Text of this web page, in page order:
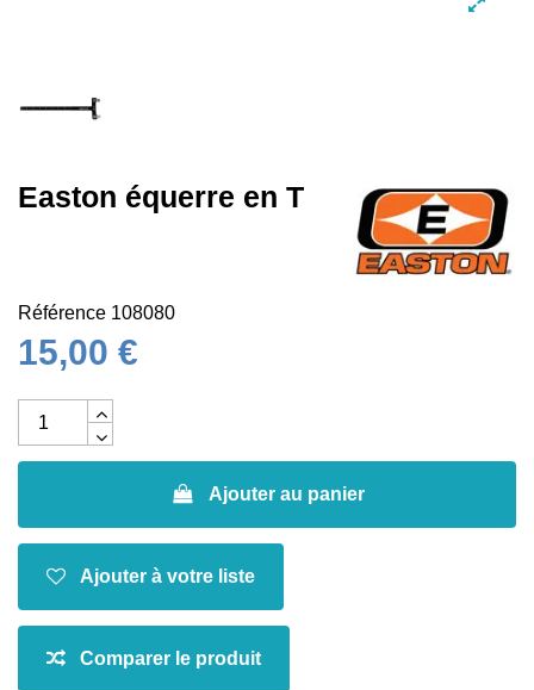
Easton équerre en T
Référence 108080
15,00 €
Ajouter au panier